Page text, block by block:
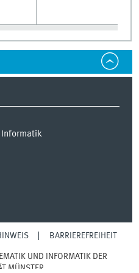
Informatik
BARRIEREFREIHEIT
UND INFORMATIK DER
MÜNSTER